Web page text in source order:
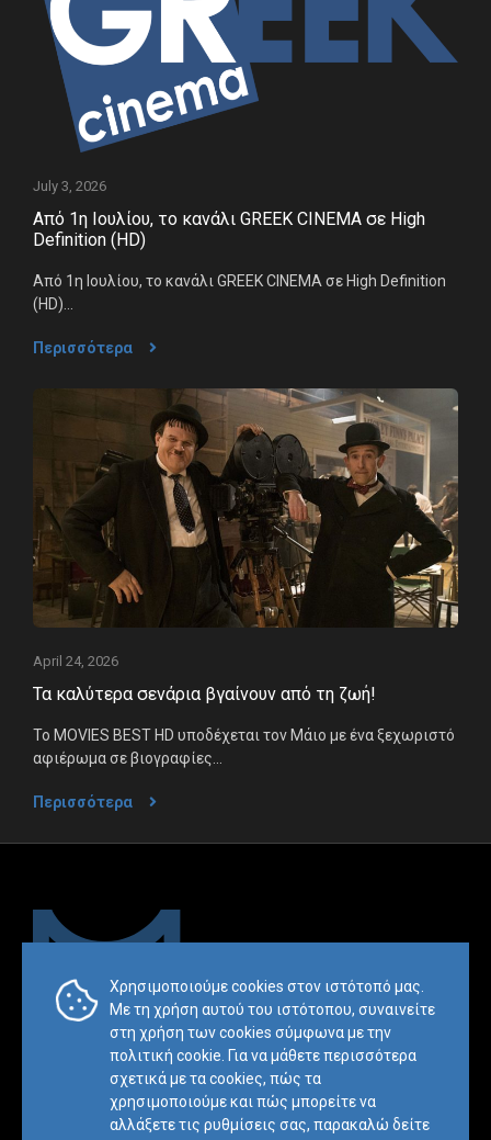
Χρησιμοποιούμε cookies στον ιστότοπό μας.
Με τη χρήση αυτού του ιστότοπου, συναινείτε
στη χρήση των cookies σύμφωνα με την
πολιτική cookie. Για να μάθετε περισσότερα
σχετικά με τα cookieς, πώς τα
χρησιμοποιούμε και πώς μπορείτε να
αλλάξετε τις ρυθμίσεις σας, παρακαλώ δείτε
July 3, 2026
Από 1η Ιουλίου, το κανάλι GREEK CINEMA σε High
Definition (HD)
Από 1η Ιουλίου, το κανάλι GREEK CINEMA σε High Definition
(HD)...
Περισσότερα
April 24, 2026
Τα καλύτερα σενάρια βγαίνουν από τη ζωή!
Το MOVIES BEST HD υποδέχεται τον Μάιο με ένα ξεχωριστό
αφιέρωμα σε βιογραφίες...
Περισσότερα
Trademark & Copyright Notice:™ and © 2019 Mesimvria and its
related entities. All rights reserved.
Οροι και
Προϋποθέσεις
ιστοσελίδας
ND